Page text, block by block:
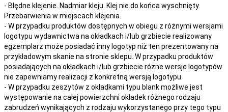
- Błędne klejenie. Nadmiar kleju. Klej nie do końca wyschnięty.
Przebarwienia w miejscach klejenia.
- W przypadku produktów dostępnych w obiegu z różnymi wersjami
logotypu wydawnictwa na okładkach i/lub grzbiecie realizowany
egzemplarz może posiadać inny logotyp niż ten prezentowany na
przykładowym skanie na stronie sklepu. W przypadku produktów
posiadających na okładkach i/lub grzbiecie różne wersje logotypów
nie zapewniamy realizacji z konkretną wersją logotypu.
- W przypadku zeszytów z okładkami typu blank możliwe jest
występowanie na całej powierzchni okładek różnego rodzaju
zabrudzeń wynikających z rodzaju wykorzystanego przy tego typu